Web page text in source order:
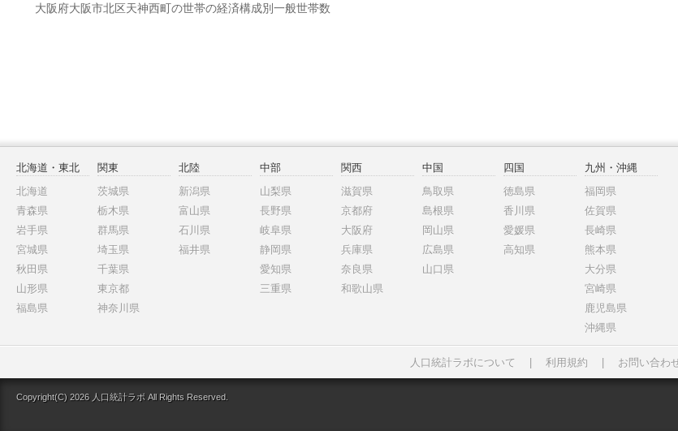
大阪府大阪市北区天神西町の世帯の経済構成別一般世帯数
北海道・東北
北海道
青森県
岩手県
宮城県
秋田県
山形県
福島県
関東
茨城県
栃木県
群馬県
埼玉県
千葉県
東京都
神奈川県
北陸
新潟県
富山県
石川県
福井県
中部
山梨県
長野県
岐阜県
静岡県
愛知県
三重県
関西
滋賀県
京都府
大阪府
兵庫県
奈良県
和歌山県
中国
鳥取県
島根県
岡山県
広島県
山口県
四国
徳島県
香川県
愛媛県
高知県
九州・沖縄
福岡県
佐賀県
長崎県
熊本県
大分県
宮崎県
鹿児島県
沖縄県
人口統計ラボについて 利用規約 お問い合わ
Copyright(C) 2026 人口統計ラボ All Rights Reserved.